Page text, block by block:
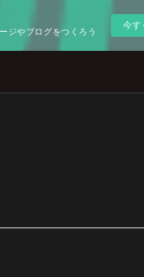
ジやブログをつくろう
今す